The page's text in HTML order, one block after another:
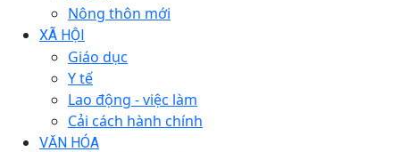
Nông thôn mới
XÃ HỘI
Giáo dục
Y tế
Lao động - việc làm
Cải cách hành chính
VĂN HÓA